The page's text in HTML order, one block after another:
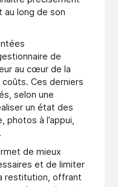
au long de son
de
au cœur de la
Ces derniers
selon une
un état des
photos à l’appui,
de mieux
et de limiter
restitution, offrant